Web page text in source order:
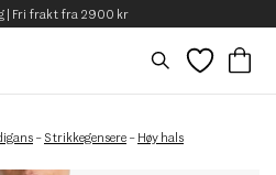
| Fri frakt fra 2900 kr
– Strikkegensere – Høy hals